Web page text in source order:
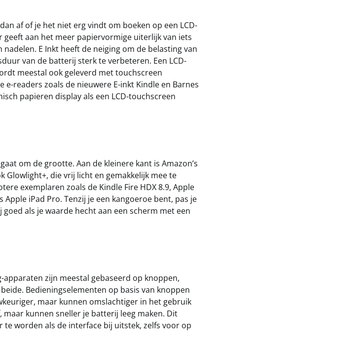
af of je het niet erg vindt om boeken op een LCD-
aan het meer papiervormige uiterlijk van iets
nadelen. E Inkt heeft de neiging om de belasting van
van de batterij sterk te verbeteren. Een LCD-
meestal ook geleverd met touchscreen
e-readers zoals de nieuwere E-inkt Kindle en Barnes
papieren display als een LCD-touchscreen
om de grootte. Aan de kleinere kant is Amazon’s
Glowlight+, die vrij licht en gemakkelijk mee te
exemplaren zoals de Kindle Fire HDX 8.9, Apple
iPad Pro. Tenzij je een kangoeroe bent, pas je
als je waarde hecht aan een scherm met een
zijn meestal gebaseerd op knoppen,
Bedieningselementen op basis van knoppen
maar kunnen omslachtiger in het gebruik
kunnen sneller je batterij leeg maken. Dit
worden als de interface bij uitstek, zelfs voor op